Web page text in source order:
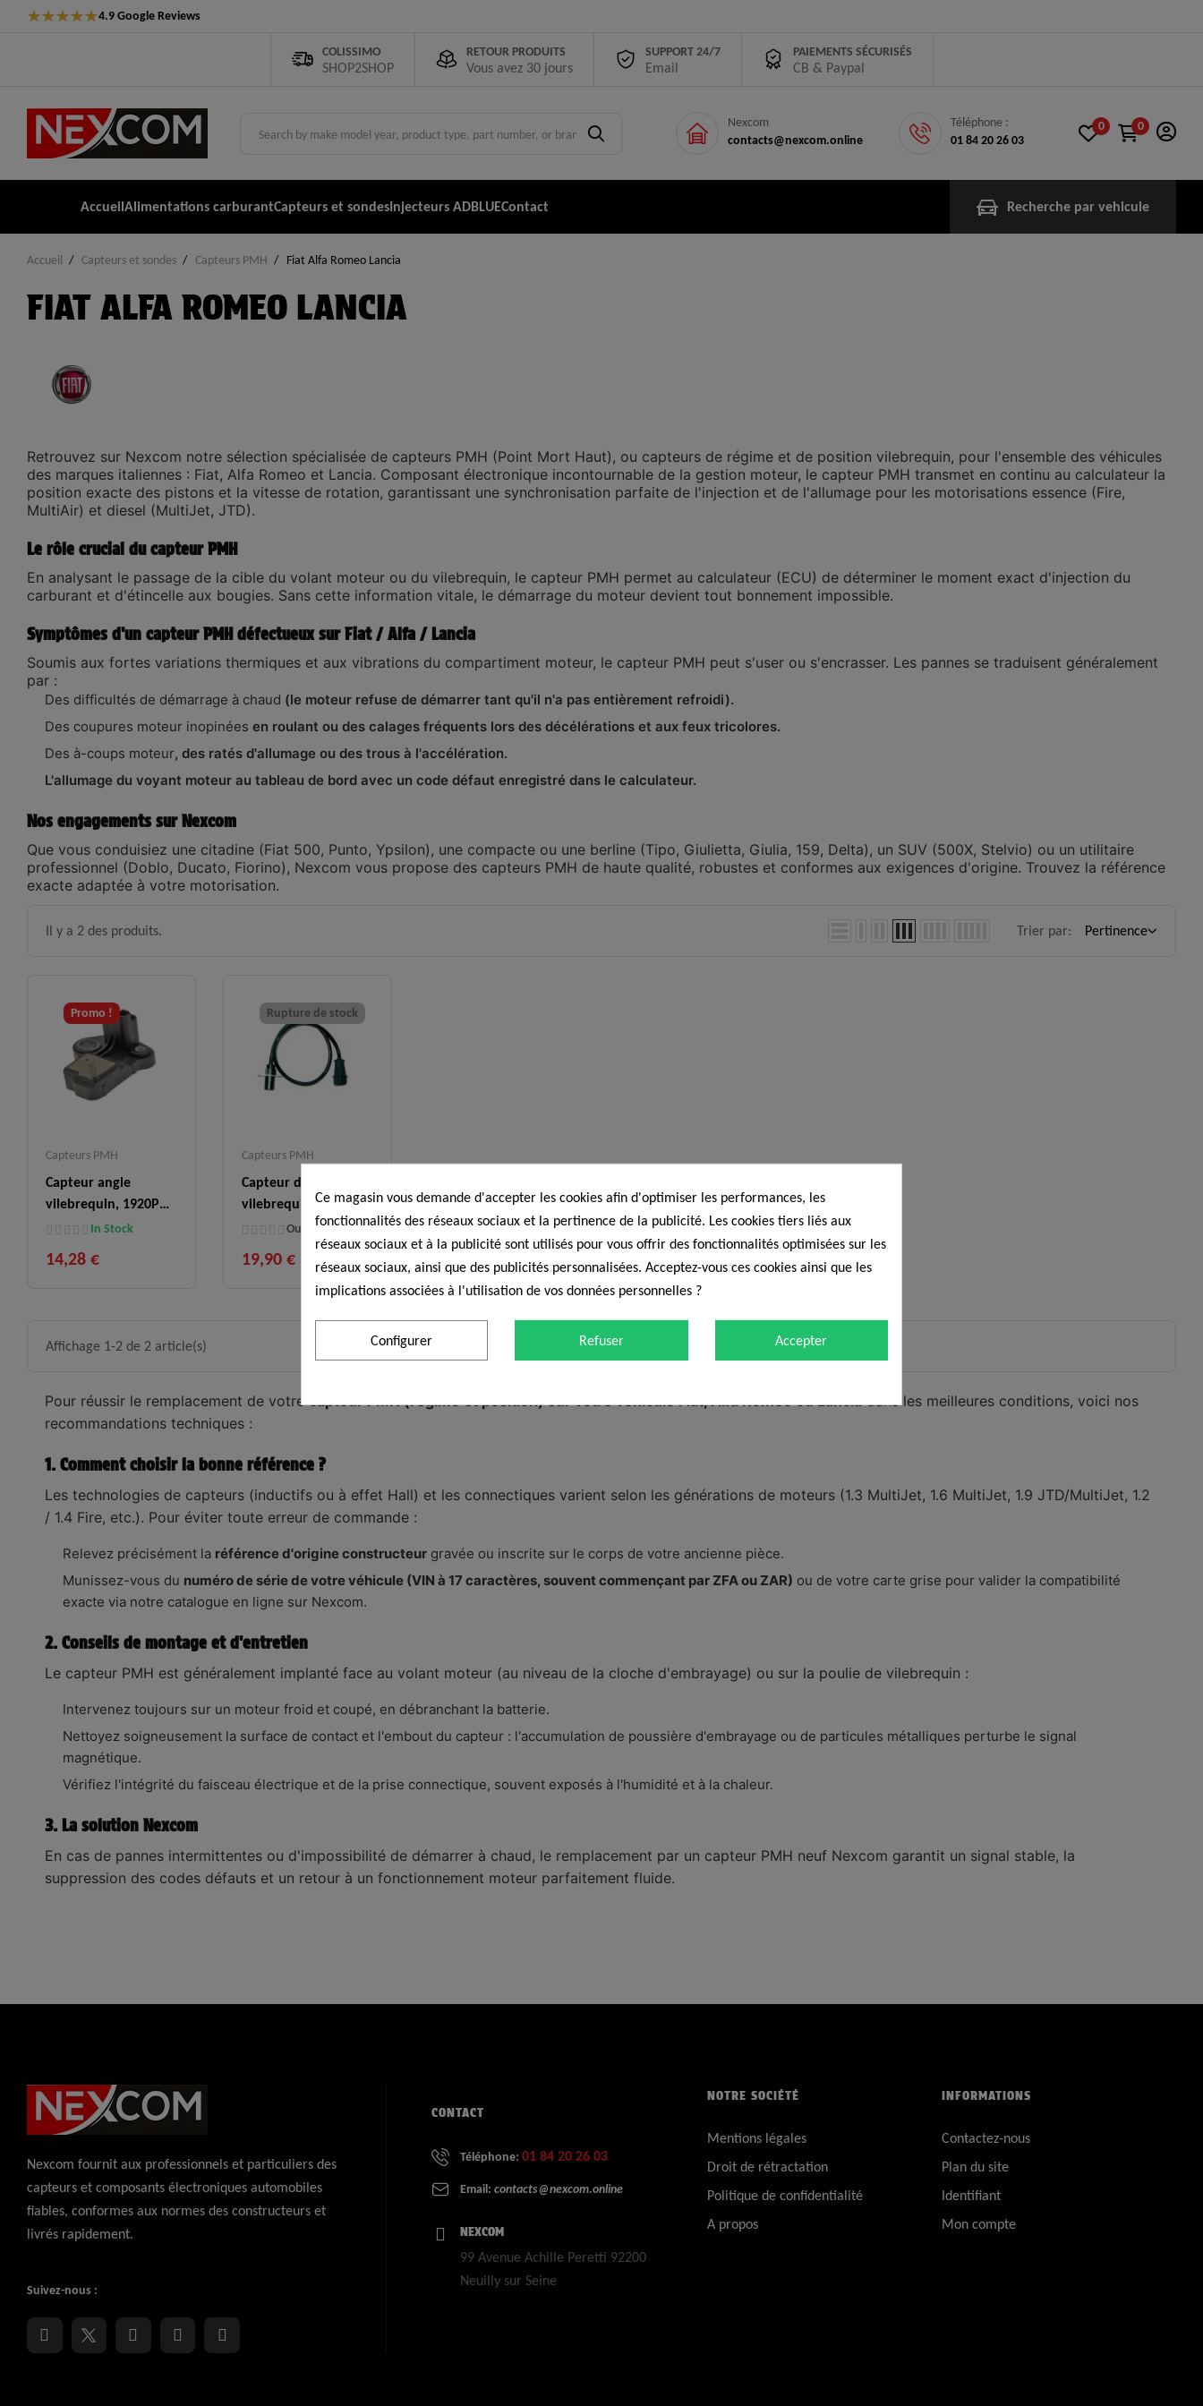
COLISSIMO
SHOP2SHOP
RETOUR PRODUITS
Vous avez 30 jours
SUPPORT 24/7
Email
PAIEMENTS SÉCURISÉS
CB & Paypal
4.9 Google Reviews
★★★★★
Nexcom
contacts@nexcom.online
Téléphone :
01 84 20 26 03
0 0
AccueilAlimentations carburantCapteurs et sondesInjecteurs ADBLUEContact Recherche par vehicule
Accueil Capteurs et sondes Capteurs PMH Fiat Alfa Romeo Lancia
FIAT ALFA ROMEO LANCIA
Retrouvez sur Nexcom notre sélection spécialisée de capteurs PMH (Point Mort Haut), ou capteurs de régime et de position vilebrequin, pour l'ensemble des véhicules
des marques italiennes : Fiat, Alfa Romeo et Lancia. Composant électronique incontournable de la gestion moteur, le capteur PMH transmet en continu au calculateur la
position exacte des pistons et la vitesse de rotation, garantissant une synchronisation parfaite de l'injection et de l'allumage pour les motorisations essence (Fire,
MultiAir) et diesel (MultiJet, JTD).
Le rôle crucial du capteur PMH
En analysant le passage de la cible du volant moteur ou du vilebrequin, le capteur PMH permet au calculateur (ECU) de déterminer le moment exact d'injection du
carburant et d'étincelle aux bougies. Sans cette information vitale, le démarrage du moteur devient tout bonnement impossible.
Symptômes d'un capteur PMH défectueux sur Fiat / Alfa / Lancia
Soumis aux fortes variations thermiques et aux vibrations du compartiment moteur, le capteur PMH peut s'user ou s'encrasser. Les pannes se traduisent généralement
par :
Des difficultés de démarrage à chaud (le moteur refuse de démarrer tant qu'il n'a pas entièrement refroidi).
Des coupures moteur inopinées en roulant ou des calages fréquents lors des décélérations et aux feux tricolores.
Des à-coups moteur, des ratés d'allumage ou des trous à l'accélération.
L'allumage du voyant moteur au tableau de bord avec un code défaut enregistré dans le calculateur.
Nos engagements sur Nexcom
Que vous conduisiez une citadine (Fiat 500, Punto, Ypsilon), une compacte ou une berline (Tipo, Giulietta, Giulia, 159, Delta), un SUV (500X, Stelvio) ou un utilitaire
professionnel (Doblo, Ducato, Fiorino), Nexcom vous propose des capteurs PMH de haute qualité, robustes et conformes aux exigences d'origine. Trouvez la référence
exacte adaptée à votre motorisation.
Il y a 2 des produits. Trier par: Pertinence
Promo !
Capteurs PMH
Capteur angle
vilebrequin, 1920PW
Peugeot Citroën Ford
In Stock
14,28 €
Rupture de stock
Capteurs PMH
Capteur d'angle
vilebrequin,
5000288407Out Of Stock
19,90 €
Affichage 1-2 de 2 article(s)
Pour réussir le remplacement de votrecapteur PMH (régime et position) sur votre véhicule Fiat, Alfa Romeo ou Lanciadans les meilleures conditions, voici nos
recommandations techniques :
1. Comment choisir la bonne référence ?
Les technologies de capteurs (inductifs ou à effet Hall) et les connectiques varient selon les générations de moteurs (1.3 MultiJet, 1.6 MultiJet, 1.9 JTD/MultiJet, 1.2
/ 1.4 Fire, etc.). Pour éviter toute erreur de commande :
Relevez précisément la référence d'origine constructeur gravée ou inscrite sur le corps de votre ancienne pièce.
Munissez-vous du numéro de série de votre véhicule (VIN à 17 caractères, souvent commençant par ZFA ou ZAR) ou de votre carte grise pour valider la compatibilité
exacte via notre catalogue en ligne sur Nexcom.
2. Conseils de montage et d'entretien
Le capteur PMH est généralement implanté face au volant moteur (au niveau de la cloche d'embrayage) ou sur la poulie de vilebrequin :
Intervenez toujours sur un moteur froid et coupé, en débranchant la batterie.
Nettoyez soigneusement la surface de contact et l'embout du capteur : l'accumulation de poussière d'embrayage ou de particules métalliques perturbe le signal
magnétique.
Vérifiez l'intégrité du faisceau électrique et de la prise connectique, souvent exposés à l'humidité et à la chaleur.
3. La solution Nexcom
En cas de pannes intermittentes ou d'impossibilité de démarrer à chaud, le remplacement par un capteur PMH neuf Nexcom garantit un signal stable, la
suppression des codes défauts et un retour à un fonctionnement moteur parfaitement fluide.
Nexcom fournit aux professionnels et particuliers des
capteurs et composants électroniques automobiles
fiables, conformes aux normes des constructeurs et
livrés rapidement.
Suivez-nous :
CONTACT
Téléphone: 01 84 20 26 03
Email: contacts@nexcom.online
NEXCOM
99 Avenue Achille Peretti 92200
Neuilly sur Seine
NOTRE SOCIÉTÉ
Mentions légales
Droit de rétractation
Politique de confidentialité
A propos
INFORMATIONS
Contactez-nous
Plan du site
Identifiant
Mon compte
Ce magasin vous demande d'accepter les cookies afin d'optimiser les performances, les
fonctionnalités des réseaux sociaux et la pertinence de la publicité. Les cookies tiers liés aux
réseaux sociaux et à la publicité sont utilisés pour vous offrir des fonctionnalités optimisées sur les
réseaux sociaux, ainsi que des publicités personnalisées. Acceptez-vous ces cookies ainsi que les
implications associées à l'utilisation de vos données personnelles ?
Configurer Refuser Accepter